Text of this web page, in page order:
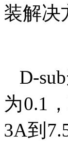
装解决
D-
为0.1
3A到